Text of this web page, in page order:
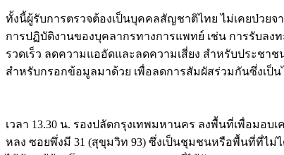
ทั้งนี้ผู้รับการตรวจต้องเป็นบุคคลสัญชาติไทย ไม่เคยป่วย
การปฏิบัติงานของบุคลากรทางการแพทย์ เช่น การรับลง
รวดเร็ว ลดความแออัดและลดความเสี่ยง สำหรับประชา
สำหรับกรอกข้อมูลมาด้วย เพื่อลดการสัมผัสร่วมกันซึ่งเป็น
เวลา 13.30 น. รองปลัดกรุงเทพมหานคร ลงพื้นที่เพื่อมอ
หลง ซอยพึ่งมี 31 (สุขุมวิท 93) ซึ่งเป็นชุมชนหรือพื้นที่ที่ไม่